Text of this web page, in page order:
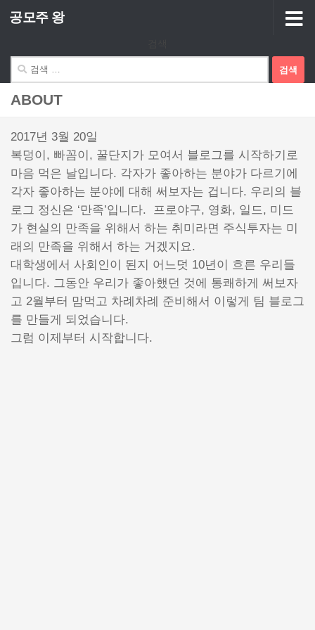
Skip to content
공모주 왕
색:
ABOUT
2017년 3월 20일
복덩이, 빠꼼이, 꿀단지가 모여서 블로그를 시작하기로
마음 먹은 날입니다. 각자가 좋아하는 분야가 다르기에
각자 좋아하는 분야에 대해 써보자는 겁니다. 우리의 블
로그 정신은 ‘만족’입니다. 프로야구, 영화, 일드, 미드
가 현실의 만족을 위해서 하는 취미라면 주식투자는 미
래의 만족을 위해서 하는 거겠지요.
대학생에서 사회인이 된지 어느덧 10년이 흐른 우리들
입니다. 그동안 우리가 좋아했던 것에 통쾌하게 써보자
고 2월부터 맘먹고 차례차례 준비해서 이렇게 팀 블로그
를 만들게 되었습니다.
그럼 이제부터 시작합니다.